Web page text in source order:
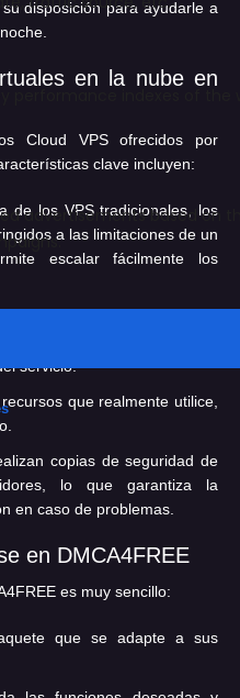
disposición para ayudarle a
en la nube en
Cloud VPS ofrecidos por
clave incluyen:
de los VPS tradicionales, los
a las limitaciones de un
escalar fácilmente los
toma el relevo, asegurando
servicio.
que realmente utilice,
copias de seguridad de
lo que garantiza la
en caso de problemas.
en DMCA4FREE
es muy sencillo:
que se adapte a sus